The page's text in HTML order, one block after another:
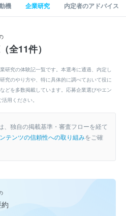
機 企業研究 内定者のアドバイス
全11件）
研究の体験記一覧です。本選考に通過、内定し
究のやり方や、特に具体的に調べておいて役に
どを多数掲載しています。応募企業選びやエン
用ください。
、独自の掲載基準・審査フローを経て
テンツの信頼性への取り組みをご確